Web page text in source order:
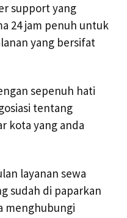
support yang
24 jam penuh untuk
yang bersifat
sepenuh hati
tentang
kota yang anda
layanan sewa
sudah di paparkan
menghubungi